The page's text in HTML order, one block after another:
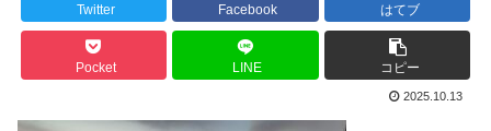
Twitter Facebook はてブ
Pocket LINE コピー
2025.10.13